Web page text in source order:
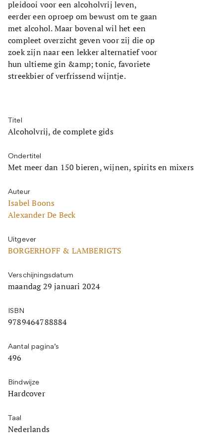
pleidooi voor een alcoholvrij leven,
eerder een oproep om bewust om te gaan
met alcohol. Maar bovenal wil het een
compleet overzicht geven voor zij die op
zoek zijn naar een lekker alternatief voor
hun ultieme gin &amp; tonic, favoriete
streekbier of verfrissend wijntje.
Titel
Alcoholvrij, de complete gids
Ondertitel
Met meer dan 150 bieren, wijnen, spirits en mixers
Auteur
Isabel Boons
Alexander De Beck
Uitgever
BORGERHOFF & LAMBERIGTS
Verschijningsdatum
maandag 29 januari 2024
ISBN
9789464788884
Aantal pagina’s
496
Bindwijze
Hardcover
Taal
Nederlands